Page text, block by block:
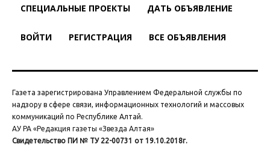
СПЕЦИАЛЬНЫЕ ПРОЕКТЫ ДАТЬ ОБЪЯВЛЕНИЕ
ВОЙТИ РЕГИСТРАЦИЯ ВСЕ ОБЪЯВЛЕНИЯ
Газета зарегистрирована Управлением Федеральной службы по
надзору в сфере связи, информационных технологий и массовых
коммуникаций по Республике Алтай.
АУ РА «Редакция газеты «Звезда Алтая»
Свидетельство ПИ № ТУ 22-00731 от 19.10.2018г.